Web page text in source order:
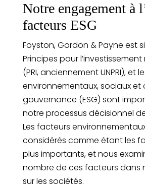
Notre engagement à
facteurs ESG
Foyston, Gordon & Payne est
Principes pour
(PRI, anciennement UNPRI), et
environnementaux, sociaux et
gouvernance (ESG) sont
notre processus décisionnel
Les facteurs
considérés comme étant les
plus importants, et nous
nombre de ces facteurs dans
sur les sociétés.